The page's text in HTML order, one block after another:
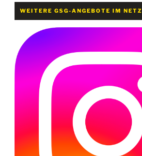
WEITERE GSG-ANGEBOTE IM NETZ